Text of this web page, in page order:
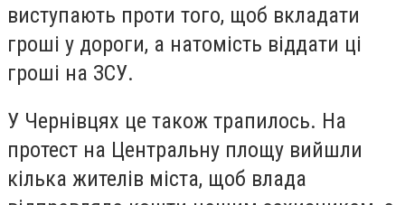
виступають проти того, щоб вкладати
гроші у дороги, а натомість віддати ці
гроші на ЗСУ.
У Чернівцях це також трапилось. На
протест на Центральну площу вийшли
кілька жителів міста, щоб влада